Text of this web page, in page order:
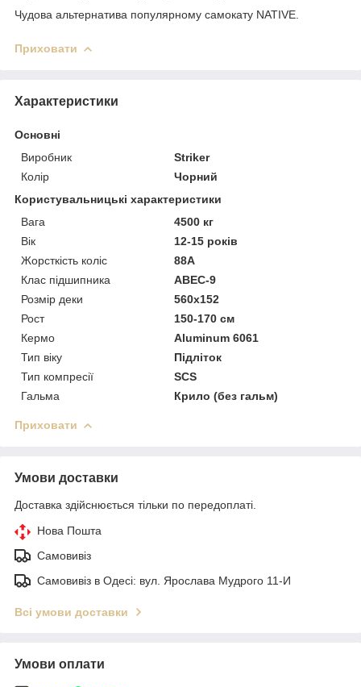
Чудова альтернатива популярному самокату NATIVE.
Приховати
Характеристики
Основні
Виробник
Striker
Колір
Чорний
Користувальницькі характеристики
Вага
4500 кг
Вік
12-15 років
Жорсткість коліс
88A
Клас підшипника
ABEC-9
Розмір деки
560х152
Рост
150-170 см
Кермо
Aluminum 6061
Тип віку
Підліток
Тип компресії
SCS
Гальма
Крило (без гальм)
Приховати
Умови доставки
Доставка здійснюється тільки по передоплаті.
Нова Пошта
Самовивіз
Самовивіз в Одесі: вул. Ярослава Мудрого 11-И
Всі умови доставки
Умови оплати